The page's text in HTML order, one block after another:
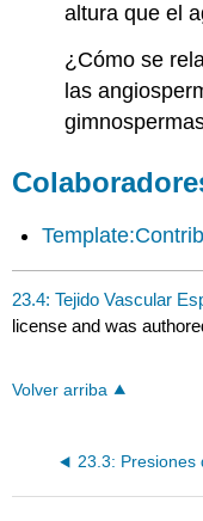
altura que el
¿Cómo se
las
23.4: Tejido Vascular
license and was
Volver arriba